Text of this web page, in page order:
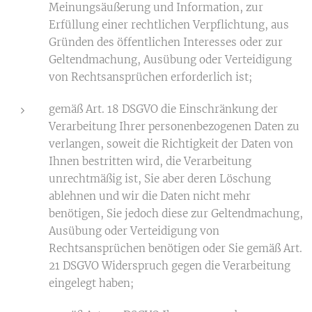
Meinungsäußerung und Information, zur
Erfüllung einer rechtlichen Verpflichtung, aus
Gründen des öffentlichen Interesses oder zur
Geltendmachung, Ausübung oder Verteidigung
von Rechtsansprüchen erforderlich ist;
gemäß Art. 18 DSGVO die Einschränkung der
Verarbeitung Ihrer personenbezogenen Daten zu
verlangen, soweit die Richtigkeit der Daten von
Ihnen bestritten wird, die Verarbeitung
unrechtmäßig ist, Sie aber deren Löschung
ablehnen und wir die Daten nicht mehr
benötigen, Sie jedoch diese zur Geltendmachung,
Ausübung oder Verteidigung von
Rechtsansprüchen benötigen oder Sie gemäß Art.
21 DSGVO Widerspruch gegen die Verarbeitung
eingelegt haben;